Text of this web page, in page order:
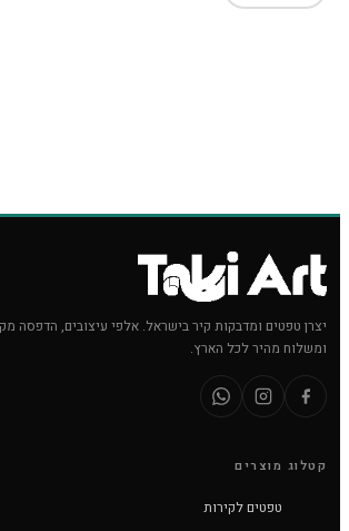
יצרן טפטים ומדבקות קיר בישראל. אלפי עיצובים, הדפסה
ומשלוח מהיר לכל הארץ.
קטלוג מוצרים
טפטים לקירות